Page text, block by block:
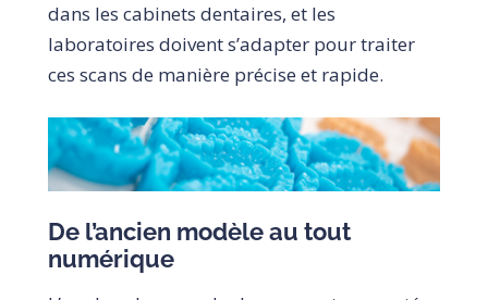
dans les cabinets dentaires, et les
laboratoires doivent s’adapter pour traiter
ces scans de manière précise et rapide.
De l’ancien modèle au tout
numérique